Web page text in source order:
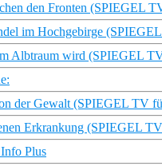
den Fronten (SPIEGEL
im Hochgebirge
Albtraum wird (SPIEGEL
der Gewalt (SPIEGEL TV
Erkrankung (SPIEGEL
Plus